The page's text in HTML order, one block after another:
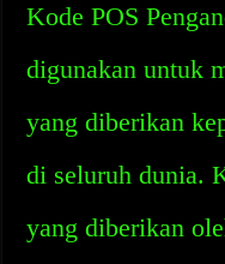
Kode POS
digunakan untuk
yang diberikan
di seluruh dunia.
yang diberikan